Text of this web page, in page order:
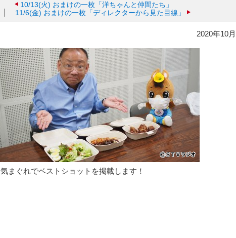
10/13(火) おまけの一枚「洋ちゃんと仲間たち」
11/6(金) おまけの一枚「ディレクターから見た目線」
2020年10
気まぐれでベストショットを掲載します！